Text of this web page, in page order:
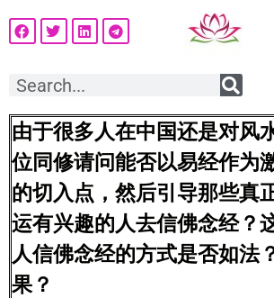
由于很多人在中国还是对风
位同修请问能否以易经作为
的切入点，然后引导那些真
运有兴趣的人去信佛念经？
人信佛念经的方式是否如法
果？